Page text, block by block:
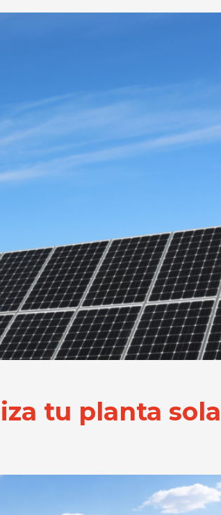
tu planta